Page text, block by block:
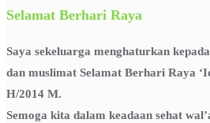
Selamat Berhari Raya
Saya sekeluarga menghaturkan
dan muslimat Selamat Berhari Raya
H/2014 M.
Semoga kita dalam keadaan sehat